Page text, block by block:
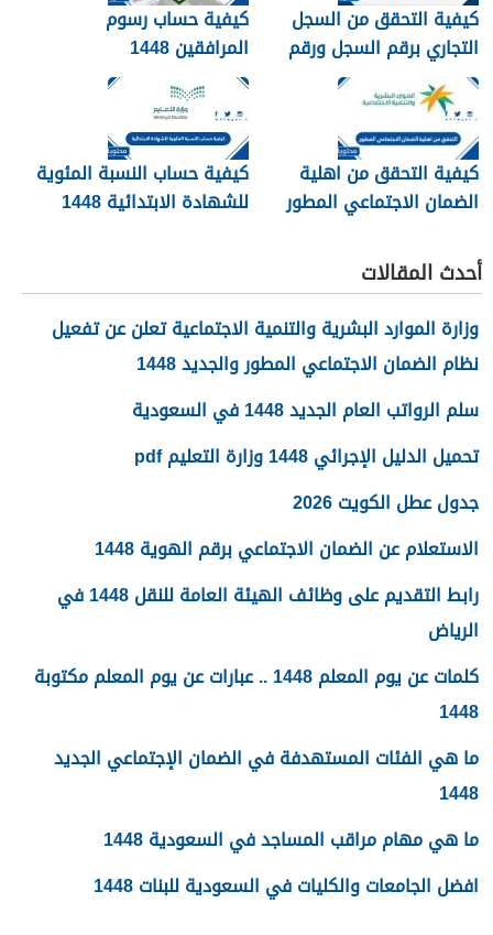
كيفية التحقق من السجل
التجاري برقم السجل ورقم
الهوية 1448
كيفية حساب رسوم
المرافقين 1448
كيفية التحقق من اهلية
الضمان الاجتماعي المطور
كيفية حساب النسبة المئوية
للشهادة الابتدائية 1448
أحدث المقالات
وزارة الموارد البشرية والتنمية الاجتماعية تعلن عن تفعيل
نظام الضمان الاجتماعي المطور والجديد 1448
سلم الرواتب العام الجديد 1448 في السعودية
تحميل الدليل الإجرائي 1448 وزارة التعليم pdf
جدول عطل الكويت 2026
الاستعلام عن الضمان الاجتماعي برقم الهوية 1448
رابط التقديم على وظائف الهيئة العامة للنقل 1448 في
الرياض
كلمات عن يوم المعلم 1448 .. عبارات عن يوم المعلم مكتوبة
1448
ما هي الفئات المستهدفة في الضمان الإجتماعي الجديد
1448
ما هي مهام مراقب المساجد في السعودية 1448
افضل الجامعات والكليات في السعودية للبنات 1448